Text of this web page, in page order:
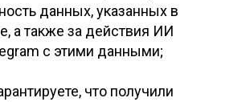
данных, указанных в
а также за действия ИИ
с этими данными;
что получили